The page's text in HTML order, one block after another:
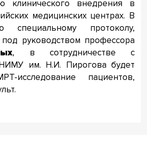
клинического внедрения в
медицинских центрах. В
протоколу,
руководством профессора
, в сотрудничестве с
им. Н.И. Пирогова будет
исследование пациентов,